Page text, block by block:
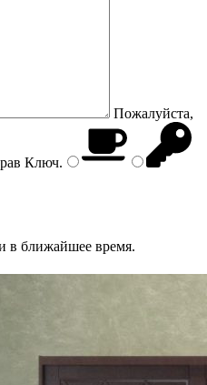
Пожалуйста,
Ключ.
в ближайшее время.